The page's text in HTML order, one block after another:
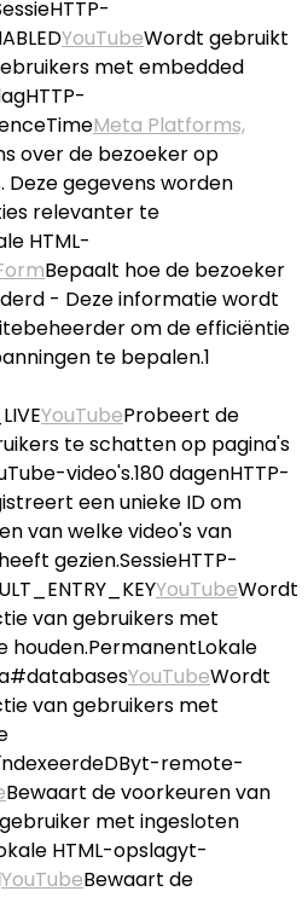
YouTubeWordt gebruikt
met embedded
Meta Platforms,
over de bezoeker op
gegevens worden
relevanter te
HTML-
Bepaalt hoe de bezoeker
- Deze informatie wordt
om de efficiëntie
te bepalen.1
YouTubeProbeert de
te schatten op pagina's
video's.180 dagenHTTP-
een unieke ID om
van welke video's van
gezien.SessieHTTP-
YouTubeWordt
van gebruikers met
houden.PermanentLokale
YouTubeWordt
van gebruikers met
remote-
Bewaart de voorkeuren van
met ingesloten
HTML-opslagyt-
YouTubeBewaart de